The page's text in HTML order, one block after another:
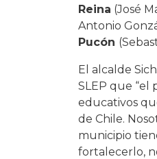
Reina (José
Antonio
Pucón
El alcalde
SLEP que “el
educativos
de Chile.
municipio
fortalecerlo,